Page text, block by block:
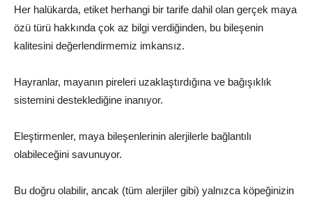
Her halükarda, etiket herhangi bir tarife dahil olan gerçek maya
özü türü hakkında çok az bilgi verdiğinden, bu bileşenin
kalitesini değerlendirmemiz imkansız.
Hayranlar, mayanın pireleri uzaklaştırdığına ve bağışıklık
sistemini desteklediğine inanıyor.
Eleştirmenler, maya bileşenlerinin alerjilerle bağlantılı
olabileceğini savunuyor.
Bu doğru olabilir, ancak (tüm alerjiler gibi) yalnızca köpeğinizin